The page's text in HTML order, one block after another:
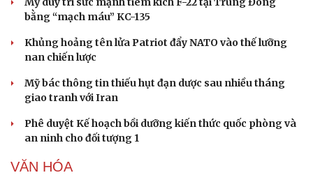
Dinh dưỡng - món ngon
Sản phụ khoa
Nhi khoa
Nhà đẹp
Giá vàng hôm nay 7/8: Vàng trong nước có giá 139,2-
QUÂN SỰ - QUỐC PHÒNG